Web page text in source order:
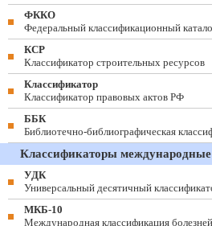
ФККО
Федеральный классификационный
КСР
Классификатор строительных ресурсов
Классификатор
Классификатор правовых актов РФ
ББК
Библиотечно-библиографическая
Классификаторы международные
УДК
Универсальный десятичный
МКБ-10
Международная классификация болезней